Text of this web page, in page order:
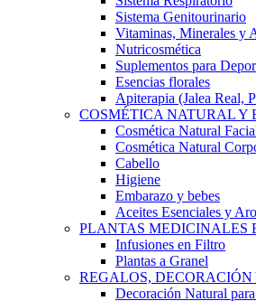
Sistema Genitourinario
Vitaminas, Minerales y
Nutricosmética
Suplementos para
Esencias florales
Apiterapia (Jalea Real,
COSMÉTICA NATURAL Y
Cosmética Natural
Cosmética Natural
Cabello
Higiene
Embarazo y bebes
Aceites Esenciales y
PLANTAS MEDICINALES
Infusiones en Filtro
Plantas a Granel
REGALOS, DECORACIÓN
Decoración Natural